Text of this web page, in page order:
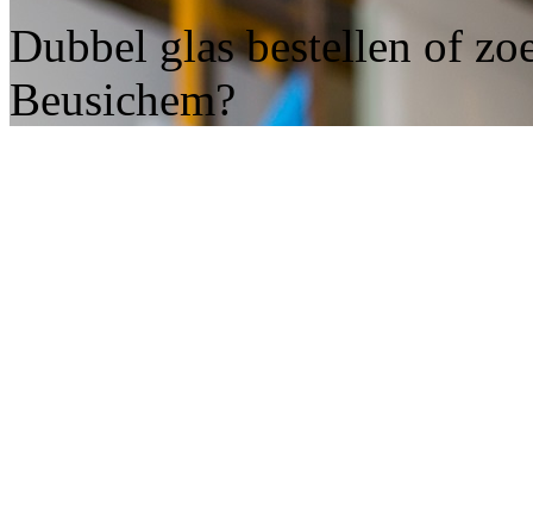
Dubbel glas bestellen of
Beusichem?